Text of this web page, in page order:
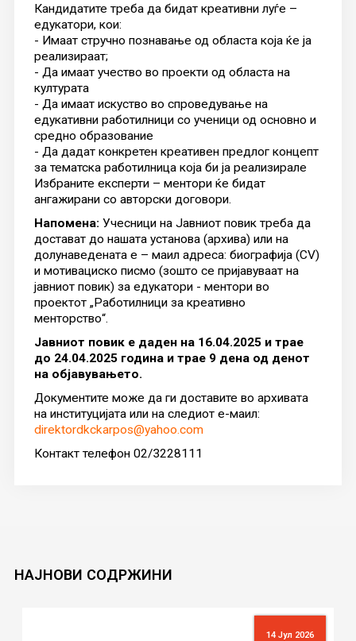
Кандидатите треба да бидат креативни луѓе –
едукатори, кои:
- Имаат стручно познавање од областа која ќе ја
реализираат;
- Да имаат учество во проекти од областа на
културата
- Да имаат искуство во спроведување на
едукативни работилници со ученици од основно и
средно образование
- Да дадат конкретен креативен предлог концепт
за тематскa работилница која би ја реализирале
Избраните експерти – ментори ќе бидат
ангажирани со авторски договори.
Напомена: Учесници на Јавниот повик треба да
достават до нашата установа (архива) или на
долунаведената е – маил адреса: биографија (CV)
и мотивациско писмо (зошто се пријавуваат на
јавниот повик) за едукатори - ментори во
проектот „Работилници за креативно
менторство“.
Јавниот повик е даден на 16.04.2025 и трае
до 24.04.2025 година и трае 9 дена од денот
на објавувањето.
Документите може да ги доставите во архивата
на институцијата или на следиот е-маил:
direktordkckarpos@yahoo.com
Контакт телефон 02/3228111
НАЈНОВИ СОДРЖИНИ
14 Јул 2026